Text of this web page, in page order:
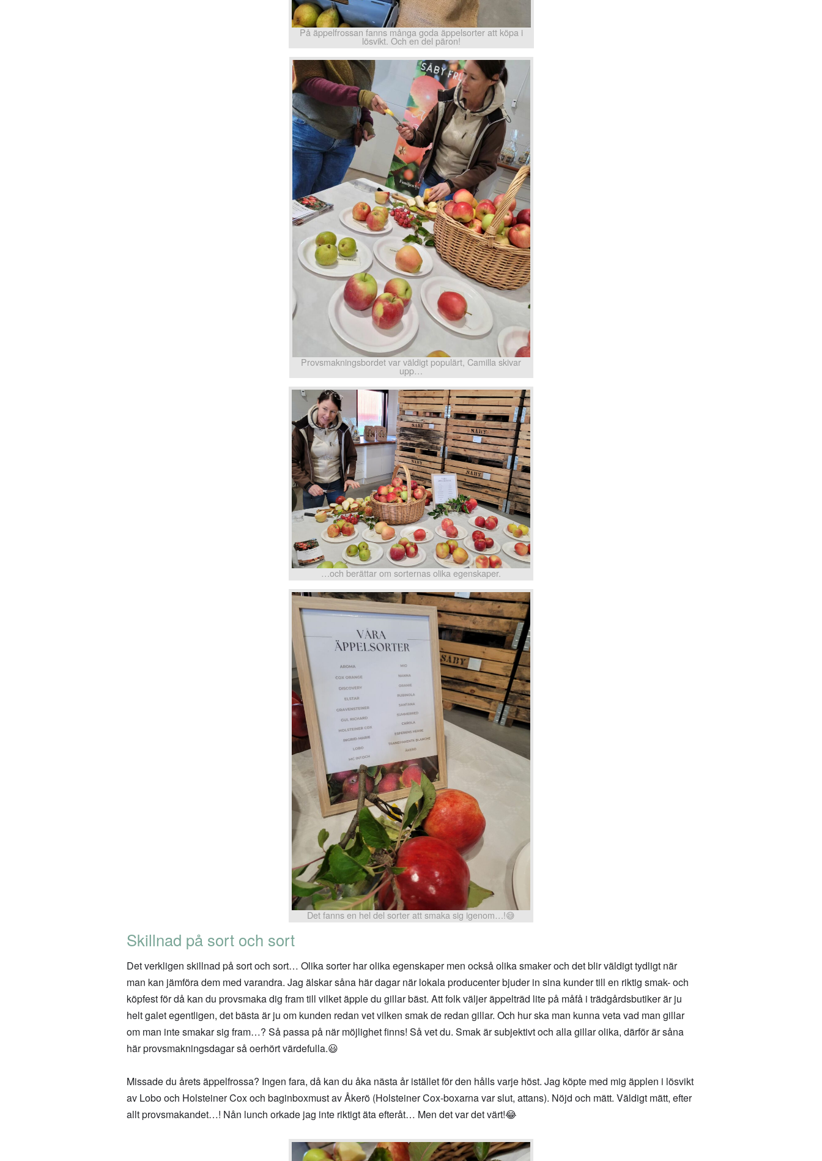
På äppelfrossan fanns många goda äppelsorter att köpa i
lösvikt. Och en del päron!
Provsmakningsbordet var väldigt populärt, Camilla skivar
upp…
…och berättar om sorternas olika egenskaper.
Det fanns en hel del sorter att smaka sig igenom…!😅
Skillnad på sort och sort
Det verkligen skillnad på sort och sort… Olika sorter har olika egenskaper men också olika smaker och det blir väldigt tydligt när
man kan jämföra dem med varandra. Jag älskar såna här dagar när lokala producenter bjuder in sina kunder till en riktig smak- och
köpfest för då kan du provsmaka dig fram till vilket äpple du gillar bäst. Att folk väljer äppelträd lite på måfå i trädgårdsbutiker är ju
helt galet egentligen, det bästa är ju om kunden redan vet vilken smak de redan gillar. Och hur ska man kunna veta vad man gillar
om man inte smakar sig fram…? Så passa på när möjlighet finns! Så vet du. Smak är subjektivt och alla gillar olika, därför är såna
här provsmakningsdagar så oerhört värdefulla.😃
Missade du årets äppelfrossa? Ingen fara, då kan du åka nästa år istället för den hålls varje höst. Jag köpte med mig äpplen i lösvikt
av Lobo och Holsteiner Cox och baginboxmust av Åkerö (Holsteiner Cox-boxarna var slut, attans). Nöjd och mätt. Väldigt mätt, efter
allt provsmakandet…! Nån lunch orkade jag inte riktigt äta efteråt… Men det var det värt!😂